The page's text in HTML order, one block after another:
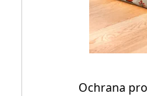
Ochrana